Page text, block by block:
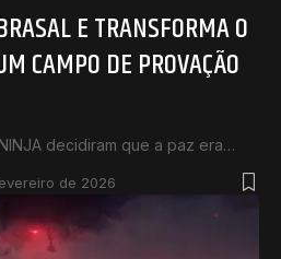
E TRANSFORMA O
CAMPO DE PROVAÇÃO
decidiram que a paz era…
de 2026